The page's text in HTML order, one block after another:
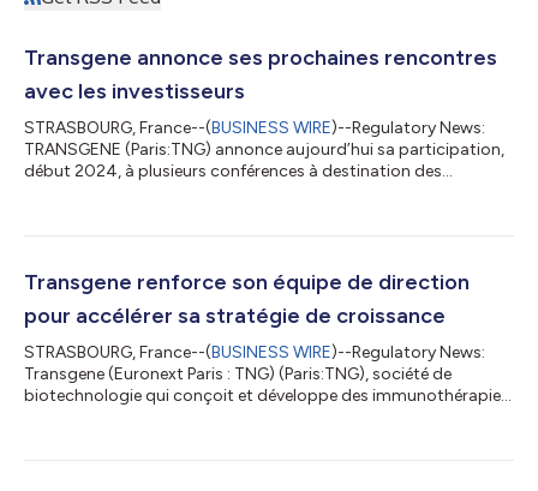
Transgene annonce ses prochaines rencontres
avec les investisseurs
STRASBOURG, France--(BUSINESS WIRE)--Regulatory News:
TRANSGENE (Paris:TNG) annonce aujourd’hui sa participation,
début 2024, à plusieurs conférences à destination des
dans le cadre de la 13ème édition du LifeSci Advisors Corporate
en parallèle de la conférence J.P. Morgan Healthcare. La Société
participer...
Transgene renforce son équipe de direction
pour accélérer sa stratégie de croissance
STRASBOURG, France--(BUSINESS WIRE)--Regulatory News:
Transgene (Euronext Paris : TNG) (Paris:TNG), société de
biotechnologie qui conçoit et développe des immunothérapies
Directeur Financier (Chief Financial Officer) à compter du 1er